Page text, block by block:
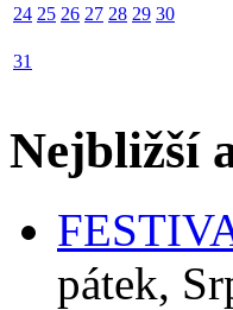
24 25 26 27 28 29 30
31
Nejbližší
pátek,